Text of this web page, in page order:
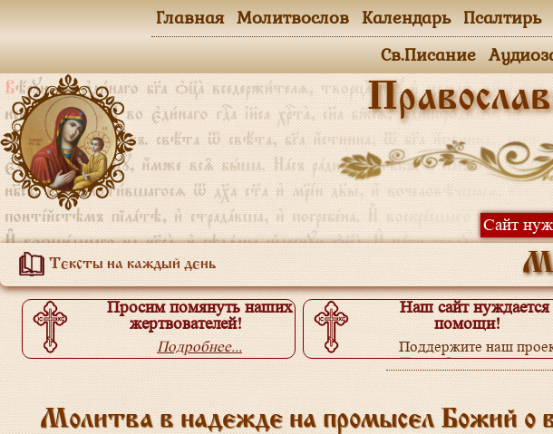
Сайт
Тексты на каждый день
Главная Молитвослов Календарь Псалтирь
Св.Писание
Просим помянуть наших
жертвователей!
Подробнее...
Наш сайт нуждается
помощи!
Поддержите наш
Подробнее...
Молитва в надежде на промысел Божий о